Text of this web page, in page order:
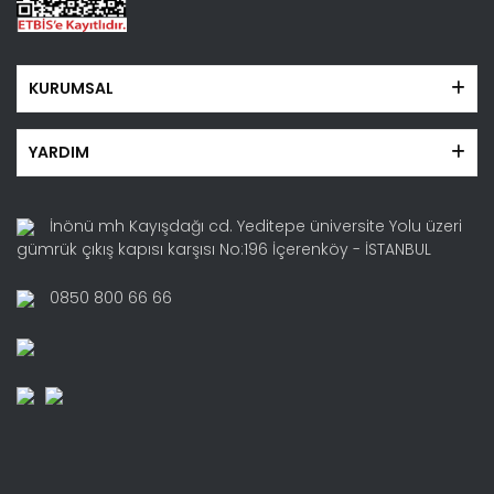
KURUMSAL
YARDIM
İnönü mh Kayışdağı cd. Yeditepe üniversite Yolu üzeri
gümrük çıkış kapısı karşısı No:196 İçerenköy - İSTANBUL
0850 800 66 66